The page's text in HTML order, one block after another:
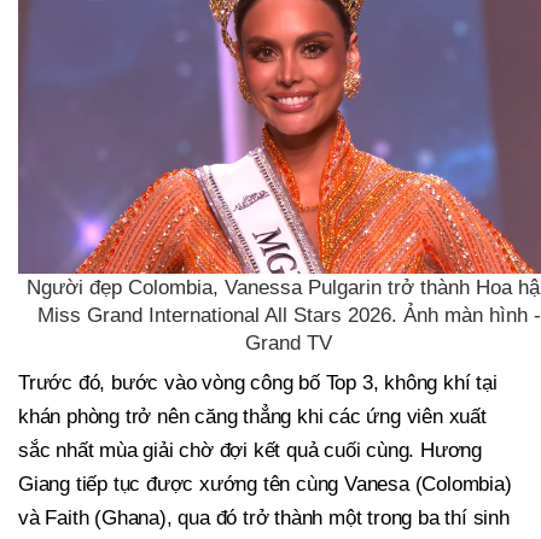
Người đẹp Colombia, Vanessa Pulgarin trở thành Hoa
Miss Grand International All Stars 2026. Ảnh màn hình -
Grand TV
Trước đó, bước vào vòng công bố Top 3, không khí tại
khán phòng trở nên căng thẳng khi các ứng viên xuất
sắc nhất mùa giải chờ đợi kết quả cuối cùng. Hương
Giang tiếp tục được xướng tên cùng Vanesa (Colombia)
và Faith (Ghana), qua đó trở thành một trong ba thí sinh